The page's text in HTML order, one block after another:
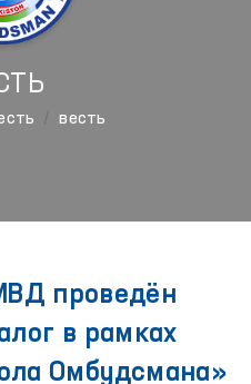
весть
проведён
в рамках
Омбудсмана»